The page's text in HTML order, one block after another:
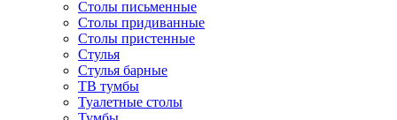
Столы письменные
Столы придиванные
Столы пристенные
Стулья
Стулья барные
ТВ тумбы
Туалетные столы